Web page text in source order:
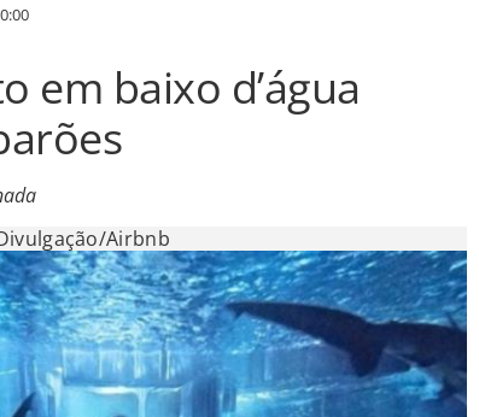
em baixo d’água
Airbnb